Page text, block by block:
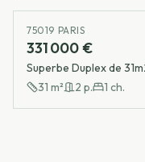
75019 PARIS
331 000 €
Superbe Duplex de
31 m² 2 p. 1 ch.